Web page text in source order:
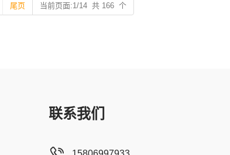
尾页 当前页面:1/14 共 166 个
联系我们